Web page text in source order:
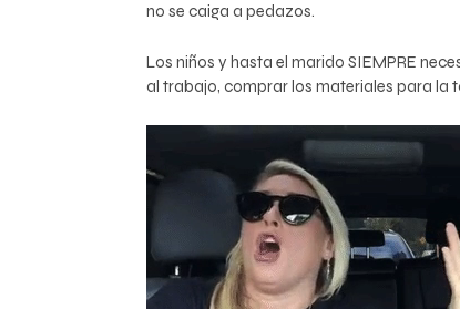
no se caiga a pedazos.
Los niños y hasta el marido SIEMPRE
al trabajo, comprar los materiales para la